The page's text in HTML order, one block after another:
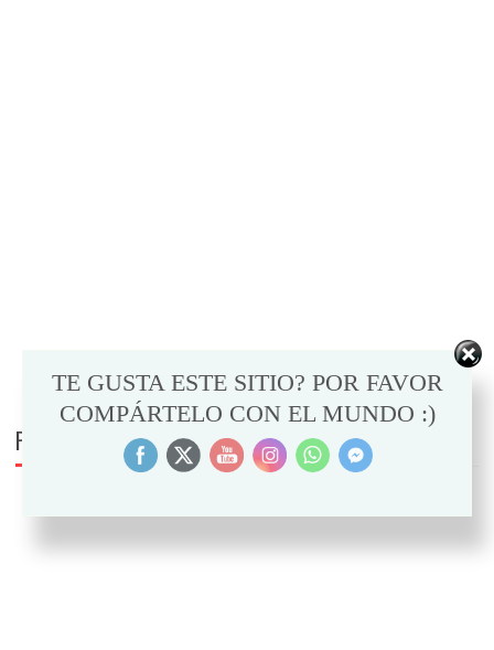
PUEDE INTERESARTE
TE GUSTA ESTE SITIO? POR FAVOR
COMPÁRTELO CON EL MUNDO :)